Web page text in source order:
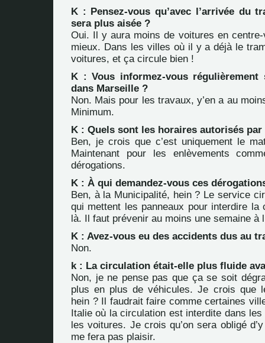
K : Pensez-vous qu’avec l’arrivée du
sera plus aisée ?
Oui. Il y aura moins de voitures en
mieux. Dans les villes où il y a déjà le
voitures, et ça circule bien !
K : Vous informez-vous
dans Marseille ?
Non. Mais pour les travaux, y’en a au
Minimum.
K : Quels sont les horaires autorisés
Ben, je crois que c’est uniquement le
Maintenant pour les enlèvements
dérogations.
K : À qui demandez-vous ces
Ben, à la Municipalité, hein ? Le service
qui mettent les panneaux pour interdire la
là. Il faut prévenir au moins une semaine à
K : Avez-vous eu des accidents dus au
Non.
k : La circulation était-elle plus fluide
Non, je ne pense pas que ça se soit
plus en plus de véhicules. Je crois que
hein ? Il faudrait faire comme certaines
Italie où la circulation est interdite dans
les voitures. Je crois qu’on sera obligé
me fera pas plaisir.